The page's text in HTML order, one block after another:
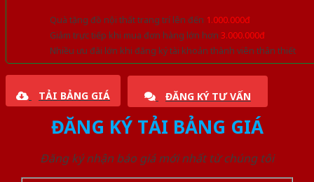
Quà tặng đồ nội thất trang trí lên đến 1.000.000đ
Giảm trực tiếp khi mua đơn hàng lớn hơn 3.000.000đ
Nhiều ưu đãi lớn khi đăng ký tài khoản thành viên thân thiết
TẢI BẢNG GIÁ ĐĂNG KÝ TƯ VẤN
ĐĂNG KÝ TẢI BẢNG GIÁ
Đăng ký nhận báo giá mới nhất từ chúng tôi